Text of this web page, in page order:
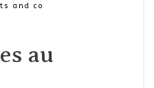
and co
au